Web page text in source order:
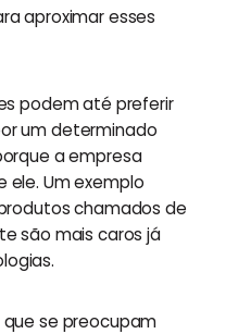
aproximar esses
podem até preferir
um determinado
a empresa
ele. Um exemplo
chamados de
são mais caros já
se preocupam